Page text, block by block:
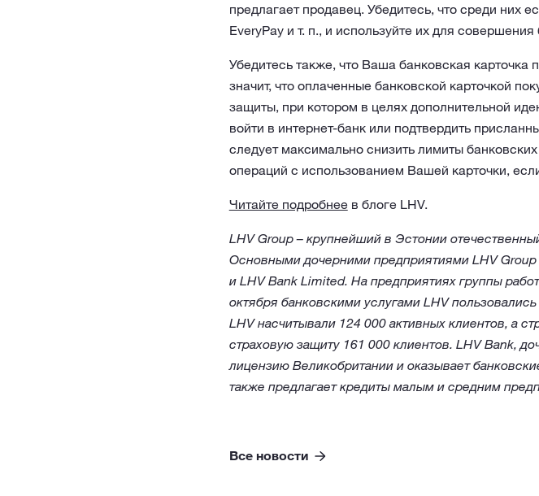
предлагает продавец. Убедитесь, что среди них
EveryPay и т. п., и используйте их для
Убедитесь также, что Ваша банковская карточка
значит, что оплаченные банковской карточкой
защиты, при котором в целях дополнительной
войти в интернет-банк или подтвердить
следует максимально снизить лимиты
операций с использованием Вашей карточки,
Читайте подробнеев блоге LHV.
LHV Group – крупнейший в Эстонии
Основными дочерними предприятиями LHV
и LHV Bank Limited. На предприятиях группы
октября банковскими услугами LHV
LHV насчитывали 124 000 активных клиентов, а
страховую защиту 161 000 клиентов. LHV Bank,
лицензию Великобритании и оказывает
также предлагает кредиты малым и средним
Все новости